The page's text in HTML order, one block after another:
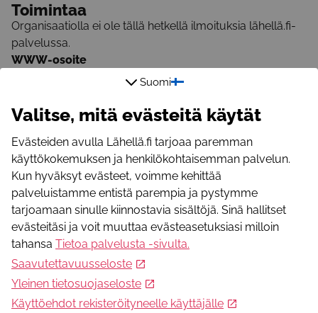
Toimintaa
Organisaatiolla ei ole tällä hetkellä ilmoituksia lähellä.fi-
palvelussa.
WWW-osoite
https://www.epilepsia.fi/yhdistykset/tutustu-
Sähköpostiosoite
mikkelinseutu@epilepsia.fi
Mikä Lähellä.fi?
Lähellä.fi -palvelusta löydät merkityksellistä toimintaa,
yhteisöllisyyttä, apua ja osallistumismahdollisuuksia.
Suomi
Valitse, mitä evästeitä käytät
Evästeiden avulla Lähellä.fi tarjoaa paremman
käyttökokemuksen ja henkilökohtaisemman palvelun.
Kun hyväksyt evästeet, voimme kehittää
palveluistamme entistä parempia ja pystymme
tarjoamaan sinulle kiinnostavia sisältöjä. Sinä hallitset
evästeitäsi ja voit muuttaa evästeasetuksiasi milloin
tahansa Tietoa palvelusta -sivulta.
Saavutettavuusseloste
Yleinen tietosuojaseloste
Käyttöehdot rekisteröityneelle käyttäjälle